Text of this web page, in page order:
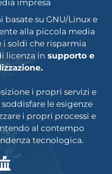
impresa
basate su GNU/Linux e
alla piccola media
i soldi che risparmia
licenza in supporto e
i propri servizi e
le esigenze
i propri processi e
al contempo
tecnologica.